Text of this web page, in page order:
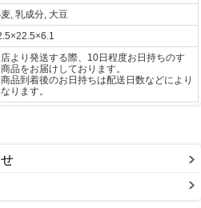
, 乳成分, 大豆
より発送する際、10日程度お日持ちのす
品をお届けしております。
品到着後のお日持ちは配送日数などにより
ります。